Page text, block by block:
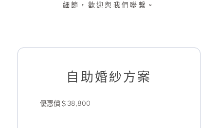
細節，歡迎與我們聯繫。
自助婚紗方案
優惠價＄38,800